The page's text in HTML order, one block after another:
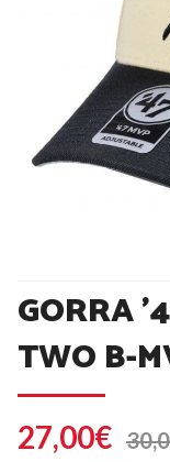
GORRA
TWO B-
27,00€